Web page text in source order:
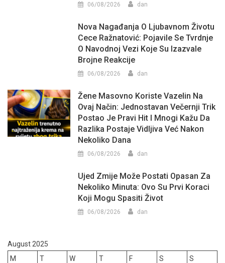
06/08/2026 dan
Nova Nagađanja O Ljubavnom Životu
Cece Ražnatović: Pojavile Se Tvrdnje
O Navodnoj Vezi Koje Su Izazvale
Brojne Reakcije
06/08/2026 dan
Žene Masovno Koriste Vazelin Na
Ovaj Način: Jednostavan Večernji Trik
Postao Je Pravi Hit I Mnogi Kažu Da
Razlika Postaje Vidljiva Već Nakon
Nekoliko Dana
06/08/2026 dan
Ujed Zmije Može Postati Opasan Za
Nekoliko Minuta: Ovo Su Prvi Koraci
Koji Mogu Spasiti Život
06/08/2026 dan
August 2025
M
T W T F S
S